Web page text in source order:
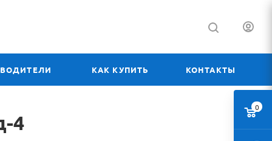
КАК КУПИТЬ КОНТАКТЫ
4
0